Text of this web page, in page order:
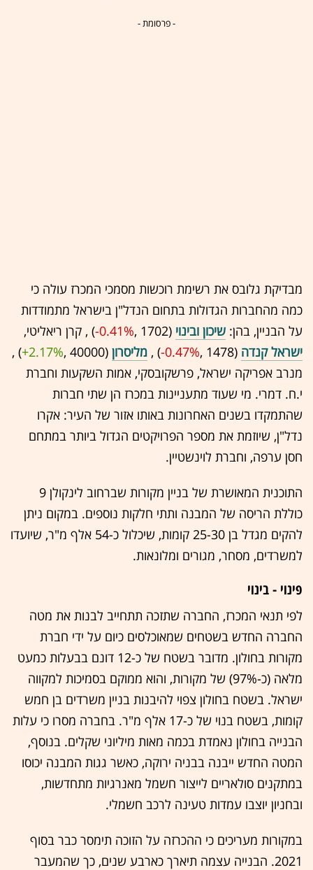
- פרסומת -
מבדיקת גלובס את רשימת רוכשות מסמכי המכרז עולה כי
כמה מהחברות הגדולות בתחום הנדל"ן בישראל מתמודדות
על הבניין, בהן: שיכון ובינוי (1702 ,‎
-0.41%‏) , קרן ריאליטי,
ישראל קנדה (1478 ,‎
-0.47%
‏) , מליסרון (40000 ,‎
+2.17%
‏) ,
מנרב אפריקה ישראל, פרשקובסקי, אמות השקעות וחברת
י.ח. דמרי. מי שעוד מתעניינות במכרז הן שתי חברות
שהתמקדו בשנים האחרונות באותו אזור של העיר: אקרו
נדל"ן, שיוזמת את מספר הפרויקטים הגדול ביותר במתחם
חסן ערפה, וחברת לוינשטיין.
התוכנית המאושרת של בניין מקורות שברחוב לינקולן 9
כוללת הריסה של המבנה ותתי חלקות נוספים. במקום ניתן
להקים מגדל בן 25-30 קומות, שיכלול כ-54 אלף מ"ר, שיועדו
למשרדים, מסחר, מגורים ומלונאות.
פינוי - בינוי
לפי תנאי המכרז, החברה שתזכה תתחייב לבנות את מטה
החברה החדש בשטחים שמאוכלסים כיום על ידי חברת
מקורות בחולון. מדובר בשטח של כ-12 דונם בבעלות כמעט
מלאה (כ-97%) של מקורות, והוא ממוקם בסמיכות למקווה
ישראל. בשטח בחולון צפוי להיבנות בניין משרדים בן חמש
קומות, בשטח בנוי של כ-17 אלף מ"ר. בחברה מסרו כי עלות
הבנייה בחולון נאמדת בכמה מאות מיליוני שקלים. בנוסף,
המטה החדש ייבנה בבניה ירוקה, כאשר גגות המבנה יכוסו
במתקנים סולאריים לייצור חשמל מאנרגיות מתחדשות,
ובחניון יוצבו עמדות טעינה לרכב חשמלי.
במקורות מעריכים כי ההכרזה על הזוכה תימסר כבר בסוף
2021. הבנייה עצמה תיארך כארבע שנים, כך שהמעבר